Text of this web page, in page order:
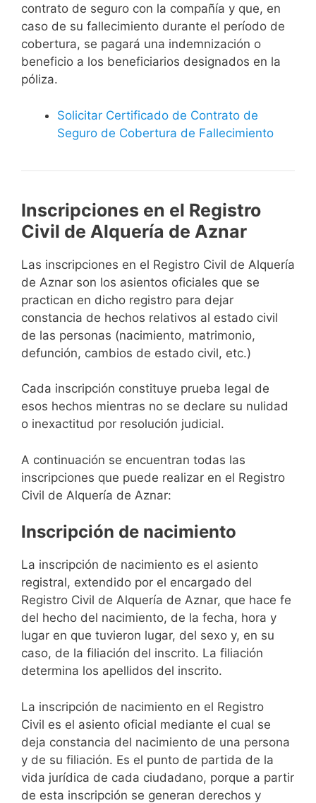
contrato de seguro con la compañía y que, en
caso de su fallecimiento durante el período de
cobertura, se pagará una indemnización o
beneficio a los beneficiarios designados en la
póliza.
Solicitar Certificado de Contrato de
Seguro de Cobertura de Fallecimiento
Inscripciones en el Registro
Civil de Alquería de Aznar
Las inscripciones en el Registro Civil de Alquería
de Aznar son los asientos oficiales que se
practican en dicho registro para dejar
constancia de hechos relativos al estado civil
de las personas (nacimiento, matrimonio,
defunción, cambios de estado civil, etc.)
Cada inscripción constituye prueba legal de
esos hechos mientras no se declare su nulidad
o inexactitud por resolución judicial.
A continuación se encuentran todas las
inscripciones que puede realizar en el Registro
Civil de Alquería de Aznar:
Inscripción de nacimiento
La inscripción de nacimiento es el asiento
registral, extendido por el encargado del
Registro Civil de Alquería de Aznar, que hace fe
del hecho del nacimiento, de la fecha, hora y
lugar en que tuvieron lugar, del sexo y, en su
caso, de la filiación del inscrito. La filiación
determina los apellidos del inscrito.
La inscripción de nacimiento en el Registro
Civil es el asiento oficial mediante el cual se
deja constancia del nacimiento de una persona
y de su filiación. Es el punto de partida de la
vida jurídica de cada ciudadano, porque a partir
de esta inscripción se generan derechos y